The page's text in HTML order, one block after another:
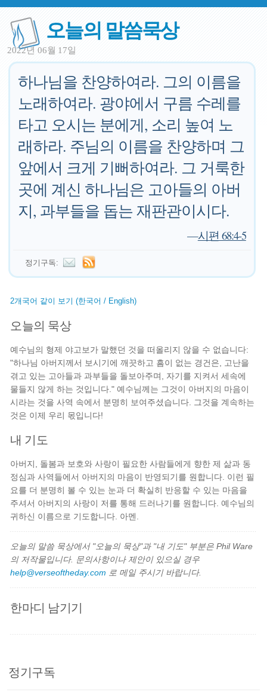
오늘의 말씀묵상
2022년 06월 17일
하나님을 찬양하여라. 그의 이름을
노래하여라. 광야에서 구름 수레를
타고 오시는 분에게, 소리 높여 노
래하라. 주님의 이름을 찬양하며 그
앞에서 크게 기뻐하여라. 그 거룩한
곳에 계신 하나님은 고아들의 아버
지, 과부들을 돕는 재판관이시다.
—시편 68:4-5
정기구독:
2개국어 같이 보기 (한국어 / English)
오늘의 묵상
예수님의 형제 야고보가 말했던 것을 떠올리지 않을 수 없습니다:
"하나님 아버지께서 보시기에 깨끗하고 흠이 없는 경건은, 고난을
겪고 있는 고아들과 과부들을 돌보아주며, 자기를 지켜서 세속에
물들지 않게 하는 것입니다." 예수님께는 그것이 아버지의 마음이
시라는 것을 사역 속에서 분명히 보여주셨습니다. 그것을 계속하는
것은 이제 우리 몫입니다!
내 기도
아버지, 돌봄과 보호와 사랑이 필요한 사람들에게 향한 제 삶과 동
정심과 사역들에서 아버지의 마음이 반영되기를 원합니다. 이런 필
요를 더 분명히 볼 수 있는 눈과 더 확실히 반응할 수 있는 마음을
주셔서 아버지의 사랑이 저를 통해 드러나기를 원합니다. 예수님의
귀하신 이름으로 기도합니다. 아멘.
오늘의 말씀 묵상에서 "오늘의 묵상"과 "내 기도" 부분은 Phil Ware
의 저작물입니다. 문의사항이나 제안이 있으실 경우
help@verseoftheday.com 로 메일 주시기 바랍니다.
한마디 남기기
정기구독